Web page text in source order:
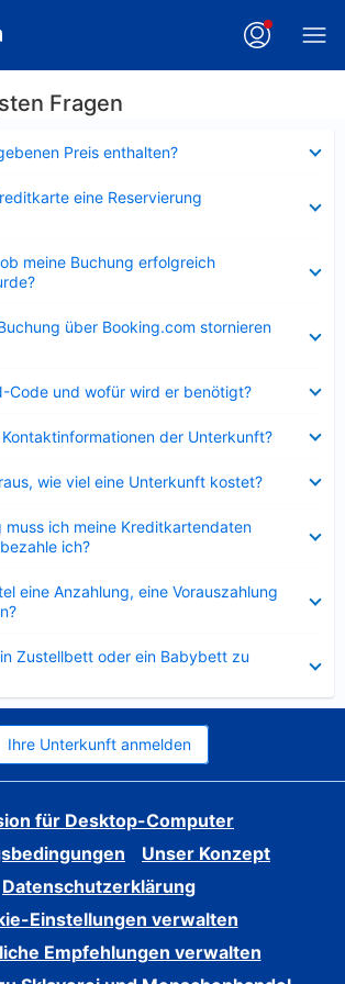
Fragen
Preis enthalten?
eine Reservierung
meine Buchung erfolgreich
über Booking.com stornieren
Code und wofür wird er benötigt?
der Unterkunft?
wie viel eine Unterkunft kostet?
muss ich meine Kreditkartendaten
ich?
eine Anzahlung, eine Vorauszahlung
Zustellbett oder ein Babybett zu
Ihre Unterkunft anmelden
für Desktop-Computer
Unser Konzept
Datenschutzerklärung
Einstellungen verwalten
Empfehlungen verwalten